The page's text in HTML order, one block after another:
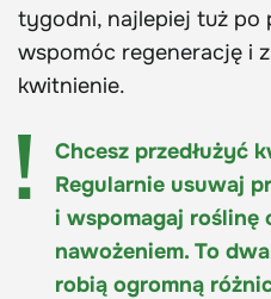
tygodni, najlepiej tuż po
wspomóc regenerację i
kwitnienie.
Chcesz przedłużyć
Regularnie usuwaj
i wspomagaj roślinę
nawożeniem. To
robią ogromną